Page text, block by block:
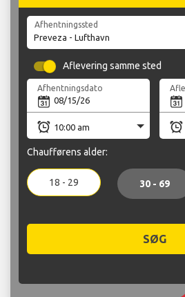
Afhentningssted
Aflevering samme sted
Afhentningsdato
Chaufførens alder:
18 - 29 30 - 69
SØG